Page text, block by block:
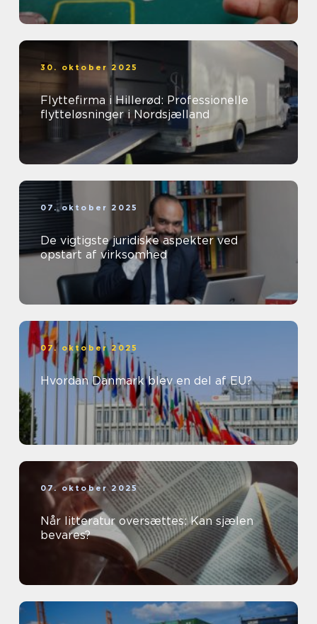
30. oktober 2025
Flyttefirma i Hillerød: Professionelle
flytteløsninger i Nordsjælland
07. oktober 2025
De vigtigste juridiske aspekter ved
opstart af virksomhed
07. oktober 2025
Hvordan Danmark blev en del af EU?
07. oktober 2025
Når litteratur oversættes: Kan sjælen
bevares?